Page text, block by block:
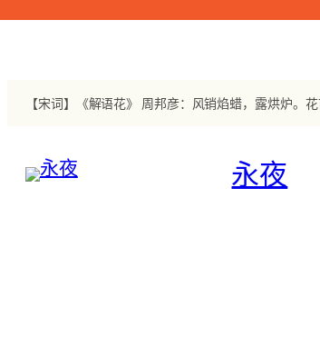
跳
永夜